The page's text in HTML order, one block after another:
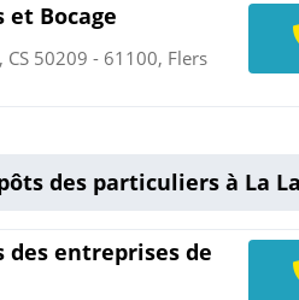
et Bocage
50209 - 61100, Flers
des particuliers à La
des entreprises de